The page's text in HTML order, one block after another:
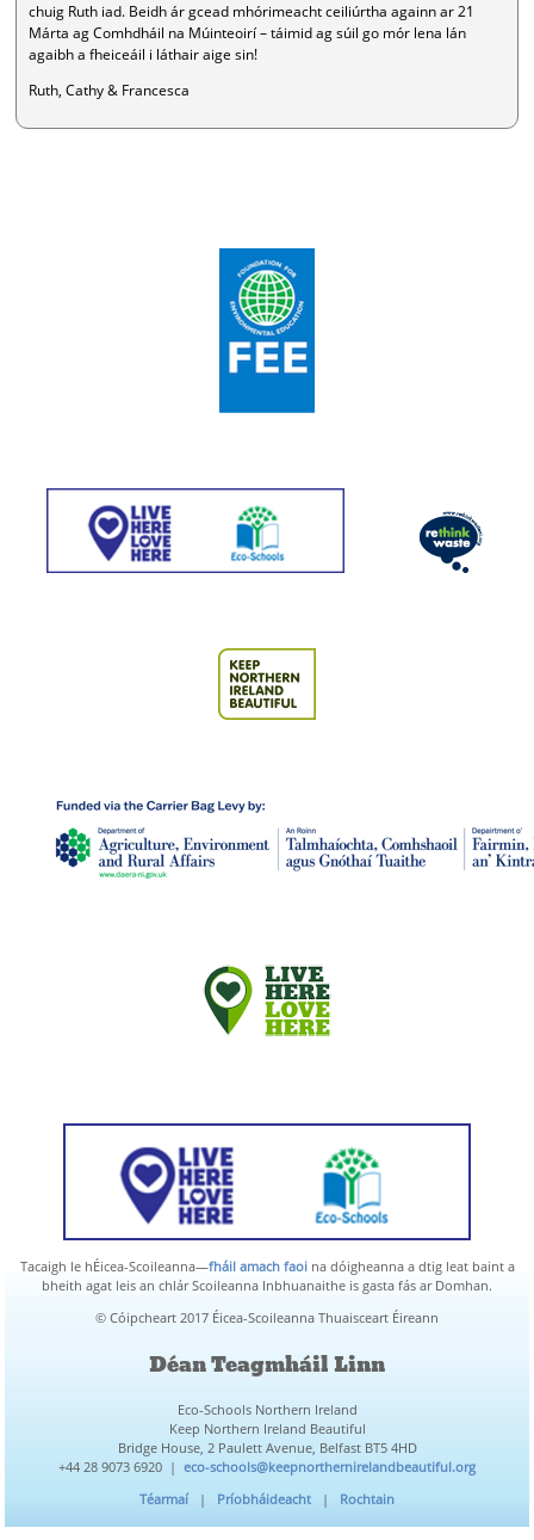
chuig Ruth iad. Beidh ár gcead mhórimeacht ceiliúrtha againn ar 21
Márta ag Comhdháil na Múinteoirí – táimid ag súil go mór lena lán
agaibh a fheiceáil i láthair aige sin!
Ruth, Cathy & Francesca
Tacaigh le hÉicea-Scoileanna—fháil amach faoina dóigheanna a dtig leat baint a
bheith agat leis an chlár Scoileanna Inbhuanaithe is gasta fás ar Domhan.
© Cóipcheart 2017 Éicea-Scoileanna Thuaisceart Éireann
Déan Teagmháil Linn
Eco-Schools Northern Ireland
Keep Northern Ireland Beautiful
Bridge House, 2 Paulett Avenue, Belfast BT5 4HD
+44 28 9073 6920 | eco-schools@keepnorthernirelandbeautiful.org
Téarmaí | Príobháideacht | Rochtain